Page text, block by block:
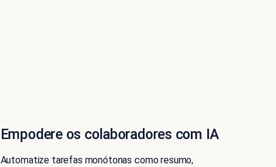
Empodere os colaboradores com IA
Automatize tarefas monótonas como resumo,